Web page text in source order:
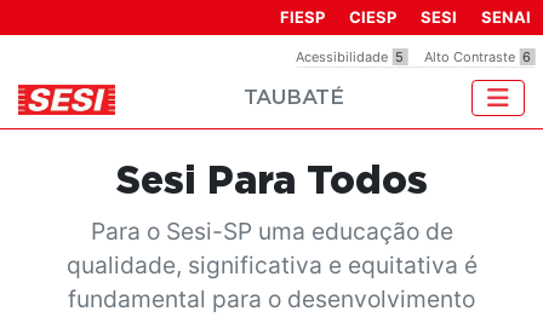
Acessibilidade 5 Alto Contraste 6
FIESP CIESP SESI SENAI
TAUBATÉ
Sesi Para Todos
Para o Sesi-SP uma educação de
qualidade, significativa e equitativa é
fundamental para o desenvolvimento